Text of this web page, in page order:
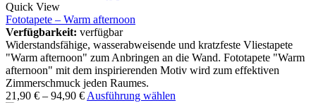
Quick View
Fototapete – Warm afternoon
Verfügbarkeit: verfügbar
Widerstandsfähige, wasserabweisende und kratzfeste Vliestapete
"Warm afternoon" zum Anbringen an die Wand. Fototapete "Warm
afternoon" mit dem inspirierenden Motiv wird zum effektiven
Zimmerschmuck jeden Raumes.
21,90 € – 94,90 € Ausführung wählen